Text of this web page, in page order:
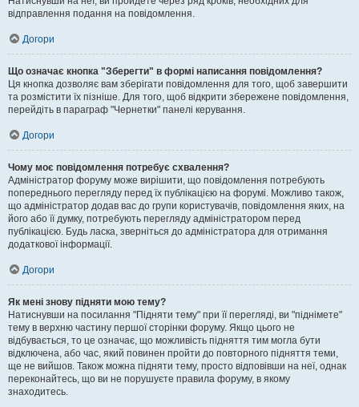
відправлення подання на повідомлення.
Догори
Що означає кнопка "Зберегти" в формі написання повідомлення?
Ця кнопка дозволяє вам зберігати повідомлення для того, щоб завершити
та розмістити їх пізніше. Для того, щоб відкрити збережене повідомлення,
перейдіть в параграф "Чернетки" панелі керування.
Догори
Чому моє повідомлення потребує схвалення?
Адміністратор форуму може вирішити, що повідомлення потребують
попереднього перегляду перед їх публікацією на форумі. Можливо також,
що адміністратор додав вас до групи користувачів, повідомлення яких, на
його або її думку, потребують перегляду адміністратором перед
публікацією. Будь ласка, зверніться до адміністратора для отримання
додаткової інформації.
Догори
Як мені знову підняти мою тему?
Натиснувши на посилання "Підняти тему" при її перегляді, ви "піднімете"
тему в верхню частину першої сторінки форуму. Якщо цього не
відбувається, то це означає, що можливість підняття тим могла бути
відключена, або час, який повинен пройти до повторного підняття теми,
ще не вийшов. Також можна підняти тему, просто відповівши на неї, однак
переконайтесь, що ви не порушуєте правила форуму, в якому
знаходитесь.